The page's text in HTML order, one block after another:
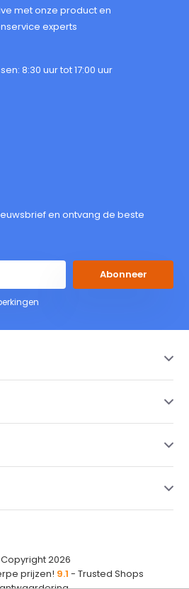
met onze product en
experts
8:30 uur tot 17:00 uur
en ontvang de beste
Abonneer
2026
prijzen! 9.1 - Trusted Shops